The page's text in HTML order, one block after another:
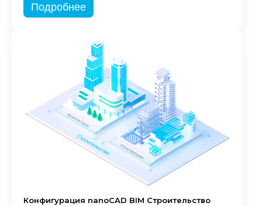
Подробнее
Конфигурация nanoCAD BIM Строительство